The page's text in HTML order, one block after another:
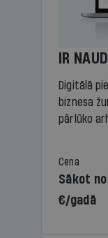
IR
Digitālā
biznesa
pārlūko
Cena
Sākot
€/gadā